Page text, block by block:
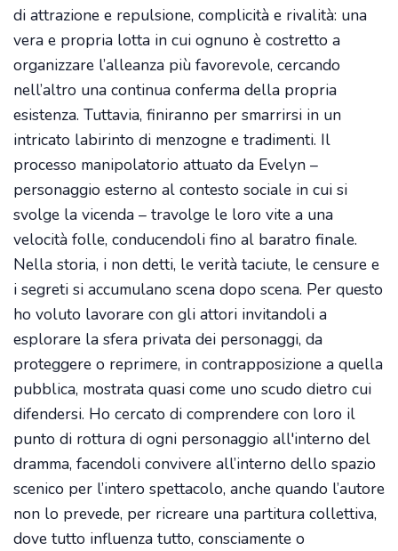
di attrazione e repulsione, complicità e rivalità: una
vera e propria lotta in cui ognuno è costretto a
organizzare l’alleanza più favorevole, cercando
nell’altro una continua conferma della propria
esistenza. Tuttavia, finiranno per smarrirsi in un
intricato labirinto di menzogne e tradimenti. Il
processo manipolatorio attuato da Evelyn –
personaggio esterno al contesto sociale in cui si
svolge la vicenda – travolge le loro vite a una
velocità folle, conducendoli fino al baratro finale.
Nella storia, i non detti, le verità taciute, le censure e
i segreti si accumulano scena dopo scena. Per questo
ho voluto lavorare con gli attori invitandoli a
esplorare la sfera privata dei personaggi, da
proteggere o reprimere, in contrapposizione a quella
pubblica, mostrata quasi come uno scudo dietro cui
difendersi. Ho cercato di comprendere con loro il
punto di rottura di ogni personaggio all'interno del
dramma, facendoli convivere all’interno dello spazio
scenico per l’intero spettacolo, anche quando l’autore
non lo prevede, per ricreare una partitura collettiva,
dove tutto influenza tutto, consciamente o